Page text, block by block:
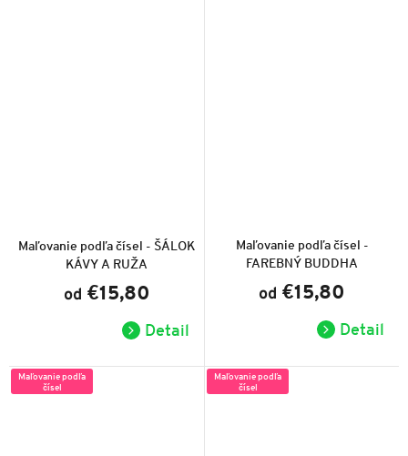
Maľovanie podľa čísel - ŠÁLOK
KÁVY A RUŽA
produktu
je
5,0
5
hviezdičiek.
od €15,80
Detail
Maľovanie podľa čísel -
FAREBNÝ BUDDHA
od €15,80
Detail
Maľovanie podľa
čísel
Maľovanie podľa
čísel